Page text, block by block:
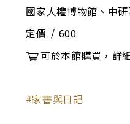
國家人權博物館、中
定價
600
可於本館購買，詳
家書與日記